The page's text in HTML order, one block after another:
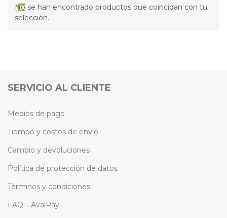
No se han encontrado productos que coincidan con tu
selección.
SERVICIO AL CLIENTE
Medios de pago
Tiempo y costos de envío
Cambio y devoluciones
Política de protección de datos
Términos y condiciones
FAQ – AvalPay